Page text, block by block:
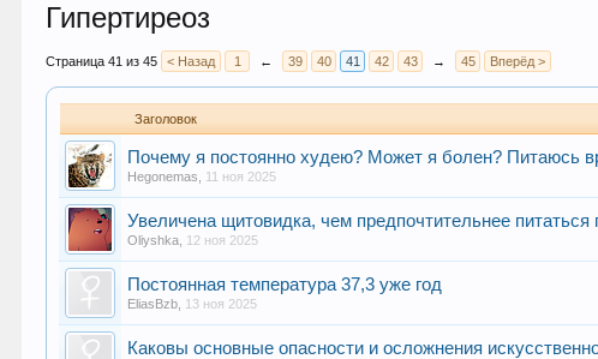
Гипертиреоз
Страница 41 из 45 < Назад 1 ← 39 40 41 42 43 → 45 Вперёд >
Заголовок
Почему я постоянно худею? Может я болен? Питаюсь
Hegonemas 11 ноя 2025
Увеличена щитовидка, чем предпочтительнее питаться
Oliyshka 12 ноя 2025
Постоянная температура 37,3 уже год
EliasBzb 13 ноя 2025
Каковы основные опасности и осложнения